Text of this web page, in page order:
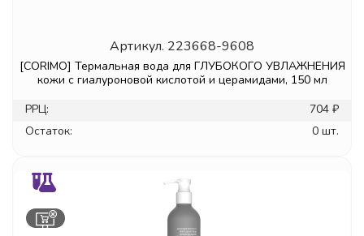
Артикул. 223668-9608
[CORIMO] Термальная вода для ГЛУБОКОГО УВЛАЖНЕНИЯ
кожи с гиалуроновой кислотой и церамидами, 150 мл
РРЦ:
704 ₽
Остаток:
0 шт.